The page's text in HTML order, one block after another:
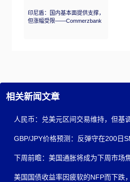
印尼盾：国内基本面提供支撑，
但涨幅受限——Commerzbank
相关新闻文章
人民币：兑美元区间交易维持，但
GBP/JPY价格预测：反弹守在200日
下周前瞻：美国通胀将成为下周市场
美国国债收益率因疲软的NFP而下跌